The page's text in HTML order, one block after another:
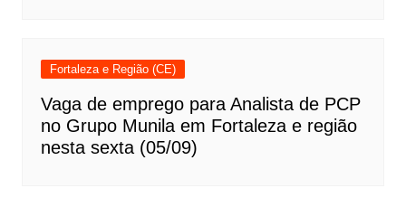
Fortaleza e Região (CE)
Vaga de emprego para Analista de PCP
no Grupo Munila em Fortaleza e região
nesta sexta (05/09)